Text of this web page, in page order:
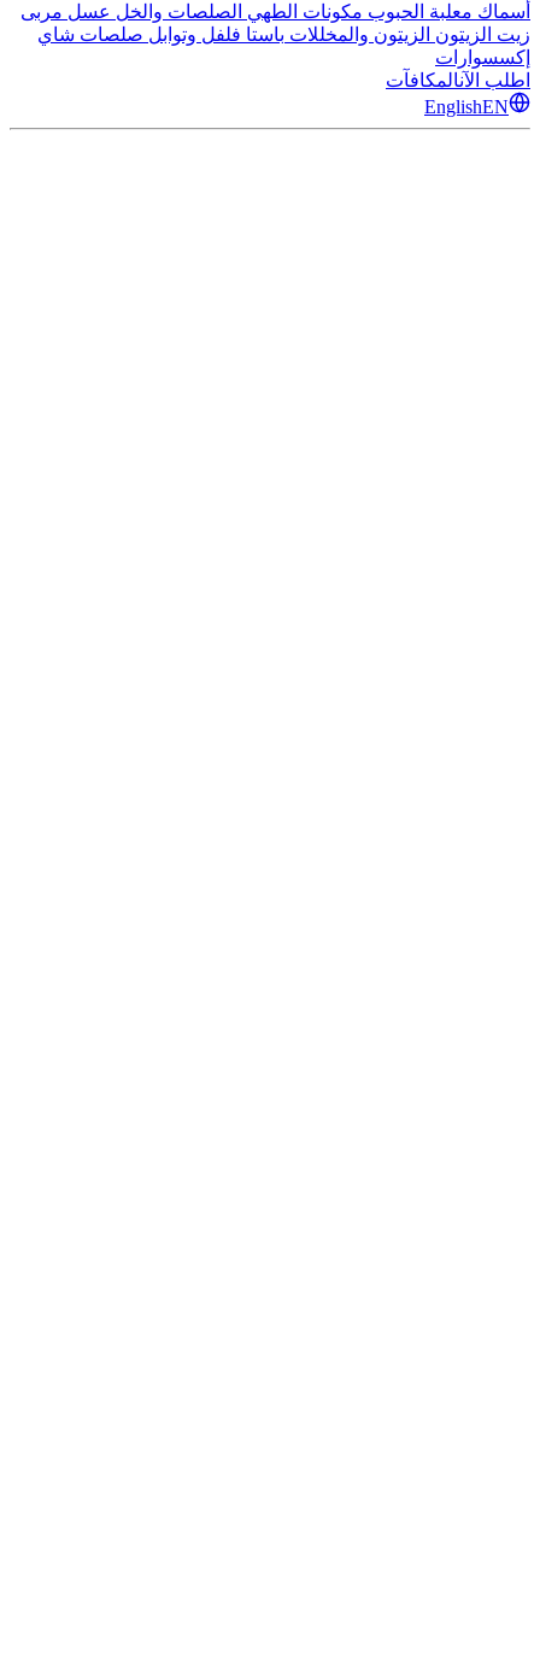
أسماك معلبة الحبوب مكونات الطهي الصلصات والخل عسل مربى
زيت الزيتون الزيتون والمخللات باستا فلفل وتوابل صلصات شاي
إكسسوارات
اطلب الآنالمكافآت
EnglishEN